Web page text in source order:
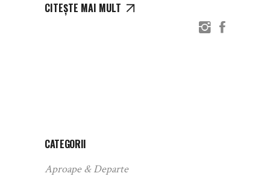
CITEȘTE MAI MULT
CATEGORII
Aproape & Departe